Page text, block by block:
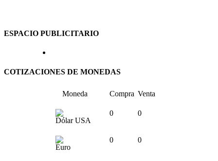
ESPACIO PUBLICITARIO
COTIZACIONES DE MONEDAS
Moneda Compra Venta
Dólar USA
0 0
Euro
0 0